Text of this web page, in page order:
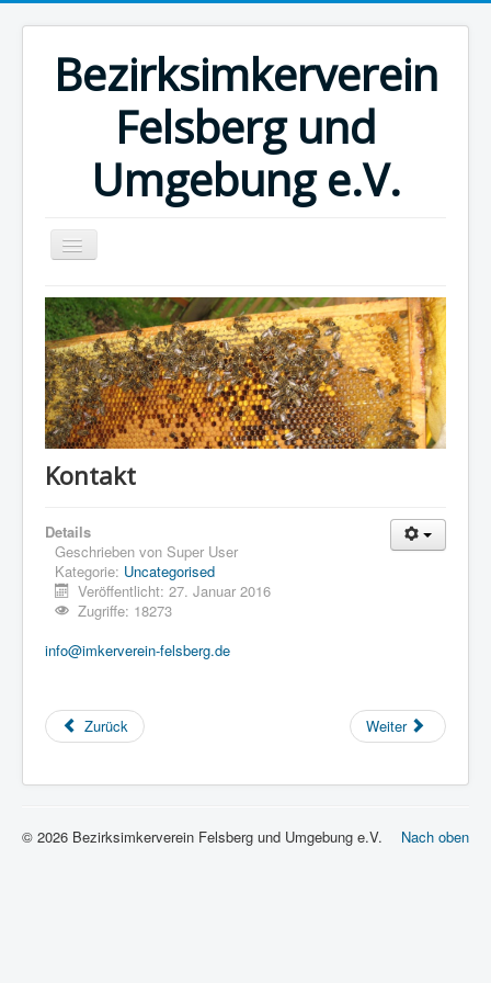
Bezirksimkerverein
Felsberg und
Umgebung e.V.
Home
Kalender
Museum
Honig vom Imker
Links
Impressum
Kontakt
Details
Geschrieben von Super User
Kategorie: Uncategorised
Veröffentlicht: 27. Januar 2016
Zugriffe: 18273
info@imkerverein-felsberg.de
Zurück Weiter
Nach oben
© 2026 Bezirksimkerverein Felsberg und Umgebung e.V.